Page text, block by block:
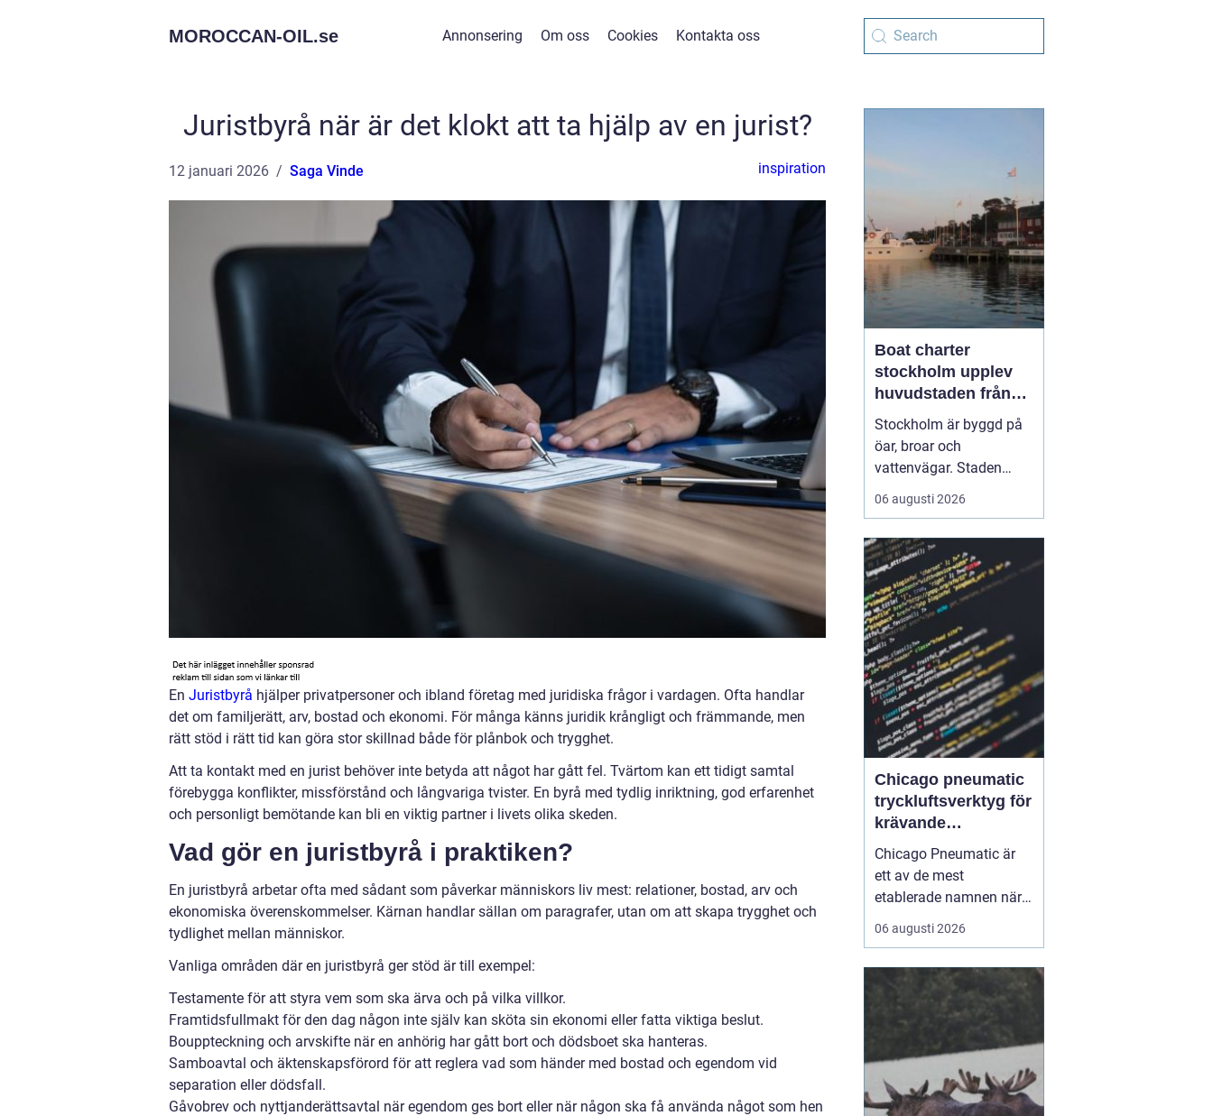
MOROCCAN-OIL.se Annonsering Om oss Cookies Kontakta oss
Juristbyrå när är det klokt att ta hjälp av en jurist?
12 januari 2026 Saga Vinde inspiration
En Juristbyrå hjälper privatpersoner och ibland företag med juridiska frågor i vardagen. Ofta handlar
det om familjerätt, arv, bostad och ekonomi. För många känns juridik krångligt och främmande, men
rätt stöd i rätt tid kan göra stor skillnad både för plånbok och trygghet.
Att ta kontakt med en jurist behöver inte betyda att något har gått fel. Tvärtom kan ett tidigt samtal
förebygga konflikter, missförstånd och långvariga tvister. En byrå med tydlig inriktning, god erfarenhet
och personligt bemötande kan bli en viktig partner i livets olika skeden.
Vad gör en juristbyrå i praktiken?
En juristbyrå arbetar ofta med sådant som påverkar människors liv mest: relationer, bostad, arv och
ekonomiska överenskommelser. Kärnan handlar sällan om paragrafer, utan om att skapa trygghet och
tydlighet mellan människor.
Vanliga områden där en juristbyrå ger stöd är till exempel:
Testamente för att styra vem som ska ärva och på vilka villkor.
Framtidsfullmakt för den dag någon inte själv kan sköta sin ekonomi eller fatta viktiga beslut.
Bouppteckning och arvskifte när en anhörig har gått bort och dödsboet ska hanteras.
Samboavtal och äktenskapsförord för att reglera vad som händer med bostad och egendom vid
separation eller dödsfall.
Gåvobrev och nyttjanderättsavtal när egendom ges bort eller när någon ska få använda något som hen
Boat charter
stockholm upplev
huvudstaden från
vattnet
Stockholm är byggd på
öar, broar och
vattenvägar. Staden
visar sin bästa sida från
däck på en båt, när
siluett och det lugna
vattnet ramar in
upplevelsen.Med Boat
charter Stockhol...
06 augusti 2026
Chicago pneumatic
tryckluftsverktyg för
krävande
industriarbete
Chicago Pneumatic är
ett av de mest
etablerade namnen när
det gäller
tryckluftsdrivna verktyg
Varumärket förknippas
med robust konstruktion,
hög prestanda och lång
livslängd. För många
företag handlar valet av
verktyg inte ...
06 augusti 2026